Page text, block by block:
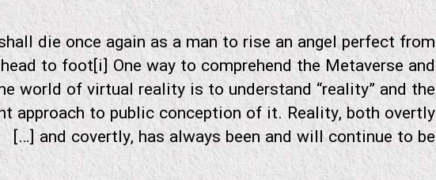
die once again as a man to rise an angel perfect from
head to foot[i] One way to comprehend the Metaverse and
world of virtual reality is to understand “reality” and the
approach to public conception of it. Reality, both overtly
and covertly, has always been and will continue to be […]